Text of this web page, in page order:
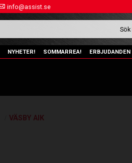
info@assist.se
NYHETER! SOMMARREA! ERBJUDANDEN
VÄSBY AIK